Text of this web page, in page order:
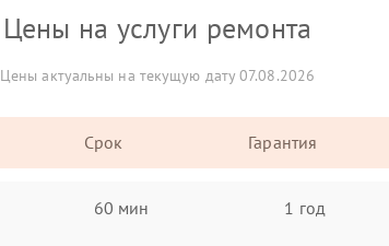
Цены на услуги ремонта
Цены актуальны на текущую дату 07.08.2026
Срок Гарантия
60 мин 1 год